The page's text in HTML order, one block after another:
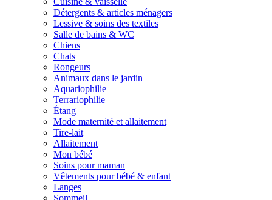
Détergents & articles ménagers
Lessive & soins des textiles
Salle de bains & WC
Chiens
Chats
Rongeurs
Animaux dans le jardin
Aquariophilie
Terrariophilie
Étang
Mode maternité et allaitement
Tire-lait
Allaitement
Mon bébé
Soins pour maman
Vêtements pour bébé & enfant
Langes
Sommeil